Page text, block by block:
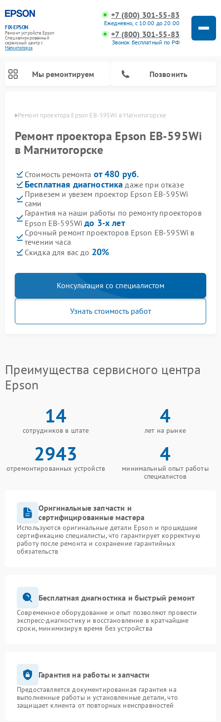
FIX-EPSON
Ремонт устройств Epson
Специализированный
cервисный центр г.
Магнитогорск
+7 (800) 301-55-83
Ежедневно, с 10:00 до 20:00
+7 (800) 301-55-83
Звонок бесплатный по РФ
Мы ремонтируем Позвонить
Ремонт проектора Epson EB-595Wi в Магнитогорске
Ремонт проектора Epson EB-595Wi
в Магнитогорске
Стоимость ремонта от 480 руб.
Бесплатная диагностика даже при отказе
Привезем и увезем проектор Epson EB-595Wi
сами
Гарантия на наши работы по ремонту проекторов
Epson EB-595Wiдо 3-х лет
Срочный ремонт проекторов Epson EB-595Wi в
течении часа
Скидка для вас до 20%
Консультация со специалистом
Узнать стоимость работ
Преимущества сервисного центра
Epson
14
сотрудников в штате
4
лет на рынке
2943
отремонтированных устройств
4
минимальный опыт работы
специалистов
Оригинальные запчасти и
сертифицированные мастера
Используются оригинальные детали Epson и прошедшие
сертификацию специалисты, что гарантирует корректную
работу после ремонта и сохранение гарантийных
обязательств
Бесплатная диагностика и быстрый ремонт
Современное оборудование и опыт позволяют провести
экспресс-диагностику и восстановление в кратчайшие
сроки, минимизируя время без устройства
Гарантия на работы и запчасти
Предоставляется документированная гарантия на
выполненные работы и установленные детали, что
защищает клиента от повторных неисправностей